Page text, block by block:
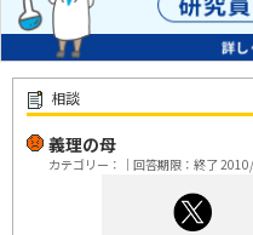
相談
義理の母
カテゴリー：｜回答期限：終了